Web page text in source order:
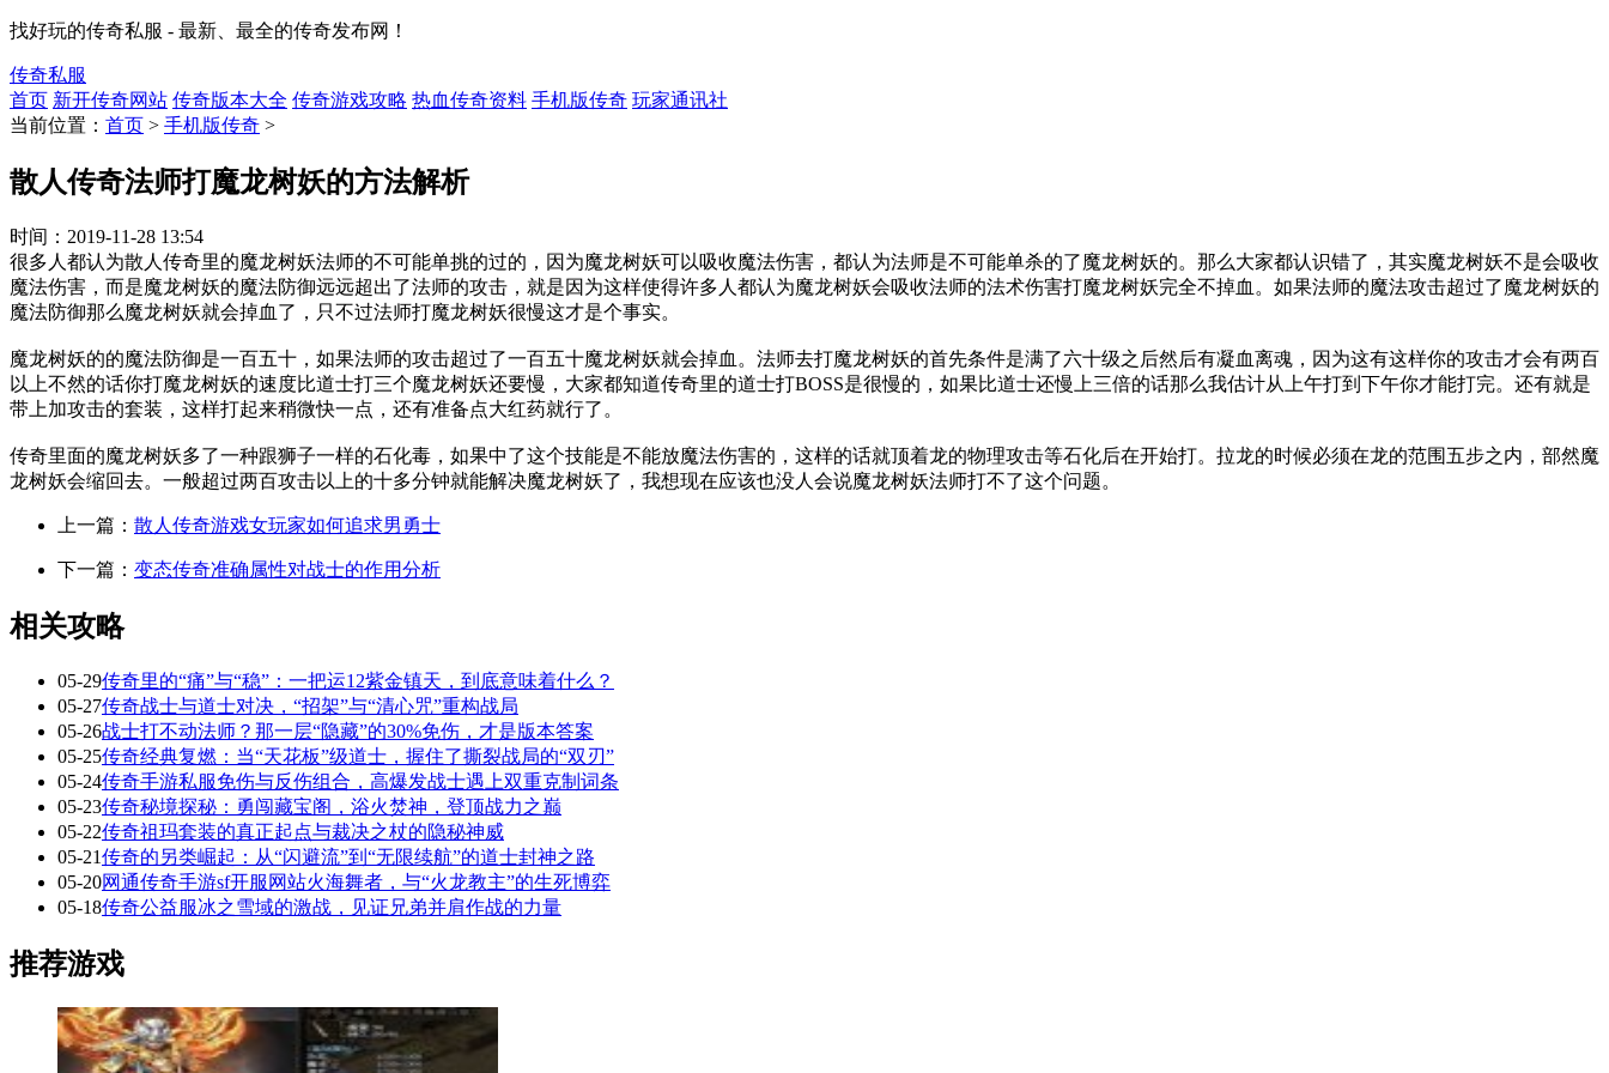
找好玩的传奇私服 - 最新、最全的传奇发布网！
传奇私服
首页 新开传奇网站 传奇版本大全 传奇游戏攻略 热血传奇资料 手机版传奇 玩家通讯社
当前位置： 首页 > 手机版传奇 >
散人传奇法师打魔龙树妖的方法解析
时间： 2019-11-28 13:54
很多人都认为散人传奇里的魔龙树妖法师的不可能单挑的过的，因为魔龙树妖可以吸收魔法伤害，都认为法师是不可能单杀的了魔龙树妖的。那么大家都认识错了，其实魔龙树妖不是会吸收
魔法伤害，而是魔龙树妖的魔法防御远远超出了法师的攻击，就是因为这样使得许多人都认为魔龙树妖会吸收法师的法术伤害打魔龙树妖完全不掉血。如果法师的魔法攻击超过了魔龙树妖的
魔法防御那么魔龙树妖就会掉血了，只不过法师打魔龙树妖很慢这才是个事实。
魔龙树妖的的魔法防御是一百五十，如果法师的攻击超过了一百五十魔龙树妖就会掉血。法师去打魔龙树妖的首先条件是满了六十级之后然后有凝血离魂，因为这有这样你的攻击才会有两百
以上不然的话你打魔龙树妖的速度比道士打三个魔龙树妖还要慢，大家都知道传奇里的道士打BOSS是很慢的，如果比道士还慢上三倍的话那么我估计从上午打到下午你才能打完。还有就是
带上加攻击的套装，这样打起来稍微快一点，还有准备点大红药就行了。
传奇里面的魔龙树妖多了一种跟狮子一样的石化毒，如果中了这个技能是不能放魔法伤害的，这样的话就顶着龙的物理攻击等石化后在开始打。拉龙的时候必须在龙的范围五步之内，部然魔
龙树妖会缩回去。一般超过两百攻击以上的十多分钟就能解决魔龙树妖了，我想现在应该也没人会说魔龙树妖法师打不了这个问题。
上一篇： 散人传奇游戏女玩家如何追求男勇士
下一篇： 变态传奇准确属性对战士的作用分析
相关攻略
05-29传奇里的“痛”与“稳”：一把运12紫金镇天，到底意味着什么？
05-27传奇战士与道士对决，“招架”与“清心咒”重构战局
05-26战士打不动法师？那一层“隐藏”的30%免伤，才是版本答案
05-25传奇经典复燃：当“天花板”级道士，握住了撕裂战局的“双刃”
05-24传奇手游私服免伤与反伤组合，高爆发战士遇上双重克制词条
05-23传奇秘境探秘：勇闯藏宝阁，浴火焚神，登顶战力之巅
05-22传奇祖玛套装的真正起点与裁决之杖的隐秘神威
05-21传奇的另类崛起：从“闪避流”到“无限续航”的道士封神之路
05-20网通传奇手游sf开服网站火海舞者，与“火龙教主”的生死博弈
05-18传奇公益服冰之雪域的激战，见证兄弟并肩作战的力量
推荐游戏